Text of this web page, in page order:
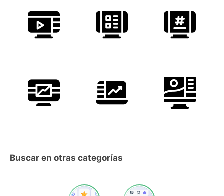
Buscar en otras categorías